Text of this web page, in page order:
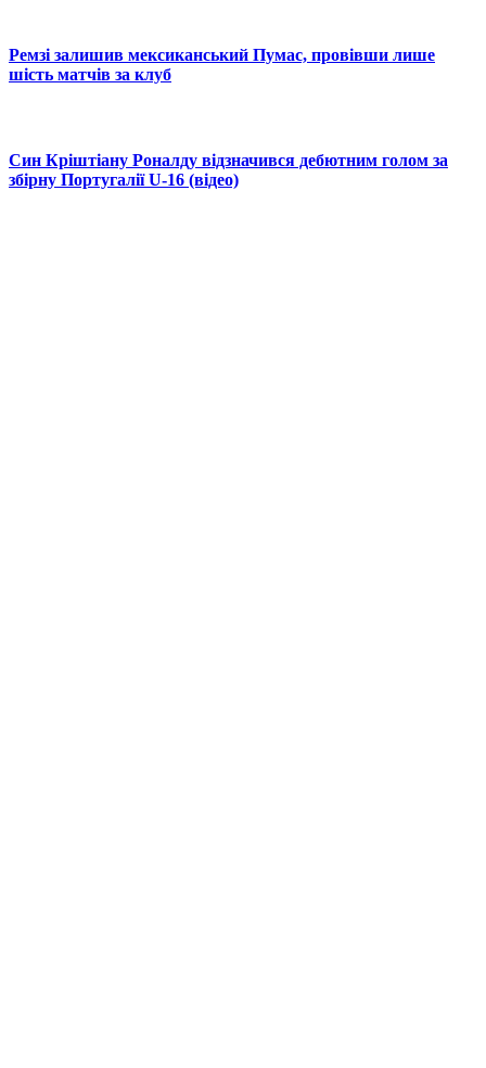
Ремзі залишив мексиканський Пумас, провівши лише
шість матчів за клуб
Син Кріштіану Роналду відзначився дебютним голом за
збірну Португалії U-16 (відео)